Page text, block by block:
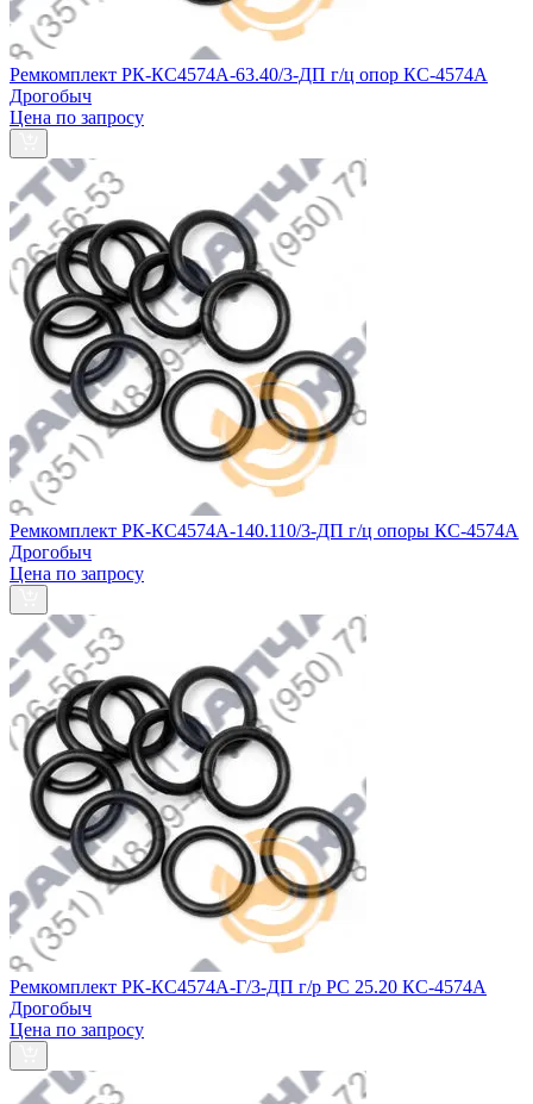
Ремкомплект РК-КС4574А-63.40/3-ДП г/ц опор КС-4574А
Дрогобыч
Цена по запросу
Ремкомплект РК-КС4574А-140.110/3-ДП г/ц опоры КС-4574А
Дрогобыч
Цена по запросу
Ремкомплект РК-КС4574А-Г/3-ДП г/р РС 25.20 КС-4574А
Дрогобыч
Цена по запросу